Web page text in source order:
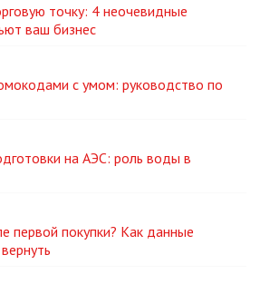
точку: 4 неочевидные
ваш бизнес
с умом: руководство по
на АЭС: роль воды в
первой покупки? Как данные